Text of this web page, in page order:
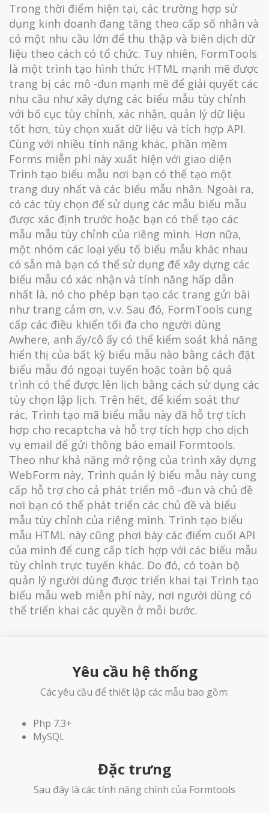
Trong thời điểm hiện tại, các trường hợp sử
dụng kinh doanh đang tăng theo cấp số nhân và
có một nhu cầu lớn để thu thập và biên dịch dữ
liệu theo cách có tổ chức. Tuy nhiên, FormTools
là một trình tạo hình thức HTML mạnh mẽ được
trang bị các mô -đun mạnh mẽ để giải quyết các
nhu cầu như xây dựng các biểu mẫu tùy chỉnh
với bố cục tùy chỉnh, xác nhận, quản lý dữ liệu
tốt hơn, tùy chọn xuất dữ liệu và tích hợp API.
Cùng với nhiều tính năng khác, phần mềm
Forms miễn phí này xuất hiện với giao diện
Trình tạo biểu mẫu nơi bạn có thể tạo một
trang duy nhất và các biểu mẫu nhân. Ngoài ra,
có các tùy chọn để sử dụng các mẫu biểu mẫu
được xác định trước hoặc bạn có thể tạo các
mẫu mẫu tùy chỉnh của riêng mình. Hơn nữa,
một nhóm các loại yếu tố biểu mẫu khác nhau
có sẵn mà bạn có thể sử dụng để xây dựng các
biểu mẫu có xác nhận và tính năng hấp dẫn
nhất là, nó cho phép bạn tạo các trang gửi bài
như trang cảm ơn, v.v. Sau đó, FormTools cung
cấp các điều khiển tối đa cho người dùng
Awhere, anh ấy/cô ấy có thể kiểm soát khả năng
hiển thị của bất kỳ biểu mẫu nào bằng cách đặt
biểu mẫu đó ngoại tuyến hoặc toàn bộ quá
trình có thể được lên lịch bằng cách sử dụng các
tùy chọn lập lịch. Trên hết, để kiểm soát thư
rác, Trình tạo mã biểu mẫu này đã hỗ trợ tích
hợp cho recaptcha và hỗ trợ tích hợp cho dịch
vụ email để gửi thông báo email Formtools.
Theo như khả năng mở rộng của trình xây dựng
WebForm này, Trình quản lý biểu mẫu này cung
cấp hỗ trợ cho cả phát triển mô -đun và chủ đề
nơi bạn có thể phát triển các chủ đề và biểu
mẫu tùy chỉnh của riêng mình. Trình tạo biểu
mẫu HTML này cũng phơi bày các điểm cuối API
của mình để cung cấp tích hợp với các biểu mẫu
tùy chỉnh trực tuyến khác. Do đó, có toàn bộ
quản lý người dùng được triển khai tại Trình tạo
biểu mẫu web miễn phí này, nơi người dùng có
thể triển khai các quyền ở mỗi bước.
Yêu cầu hệ thống
Các yêu cầu để thiết lập các mẫu bao gồm:
Php 7.3+
MySQL
Đặc trưng
Sau đây là các tính năng chính của Formtools